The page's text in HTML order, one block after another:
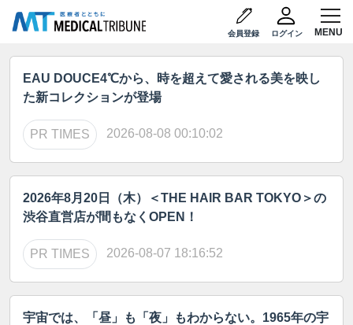
会員登録 ログイン
EAU DOUCE4℃から、時を超えて愛される美を映し
た新コレクションが登場
PR TIMES 2026-08-08 00:10:02
2026年8月20日（木）＜THE HAIR BAR TOKYO＞の
渋谷直営店が間もなくOPEN！
PR TIMES 2026-08-07 18:16:52
宇宙では、「昼」も「夜」もわからない。1965年の宇